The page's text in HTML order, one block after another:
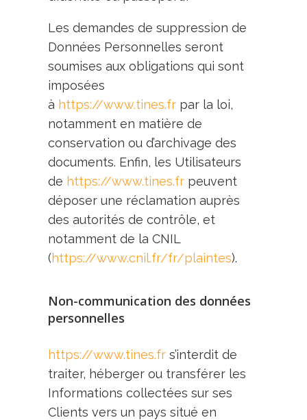
Les demandes de suppression de
Données Personnelles seront
soumises aux obligations qui sont
imposées
à https://www.tines.fr par la loi,
notamment en matière de
conservation ou d’archivage des
documents. Enfin, les Utilisateurs
de https://www.tines.fr peuvent
déposer une réclamation auprès
des autorités de contrôle, et
notamment de la CNIL
(https://www.cnil.fr/fr/plaintes).
Non-communication des données
personnelles
https://www.tines.fr s’interdit de
traiter, héberger ou transférer les
Informations collectées sur ses
Clients vers un pays situé en